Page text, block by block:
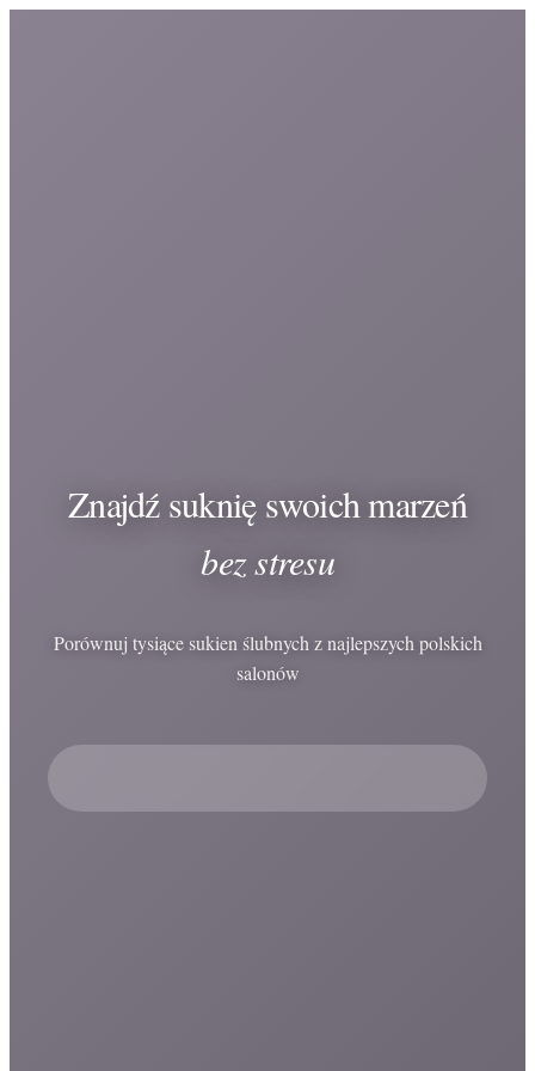
Znajdź suknię swoich marzeń
bez stresu
Porównuj tysiące sukien ślubnych z najlepszych polskich
salonów